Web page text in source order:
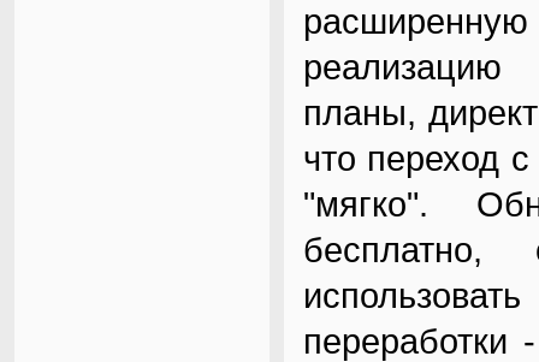
реализацию
планы,
что переход
"мягко".
бесплатно,
переработки